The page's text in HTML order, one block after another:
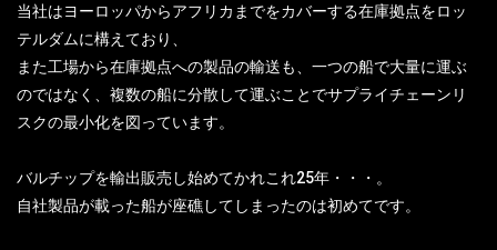
当社はヨーロッパからアフリカまでをカバーする在庫拠点をロッ
テルダムに構えており、
また工場から在庫拠点への製品の輸送も、一つの船で大量に運ぶ
のではなく、複数の船に分散して運ぶことでサプライチェーンリ
スクの最小化を図っています。
バルチップを輸出販売し始めてかれこれ25年・・・。
自社製品が載った船が座礁してしまったのは初めてです。